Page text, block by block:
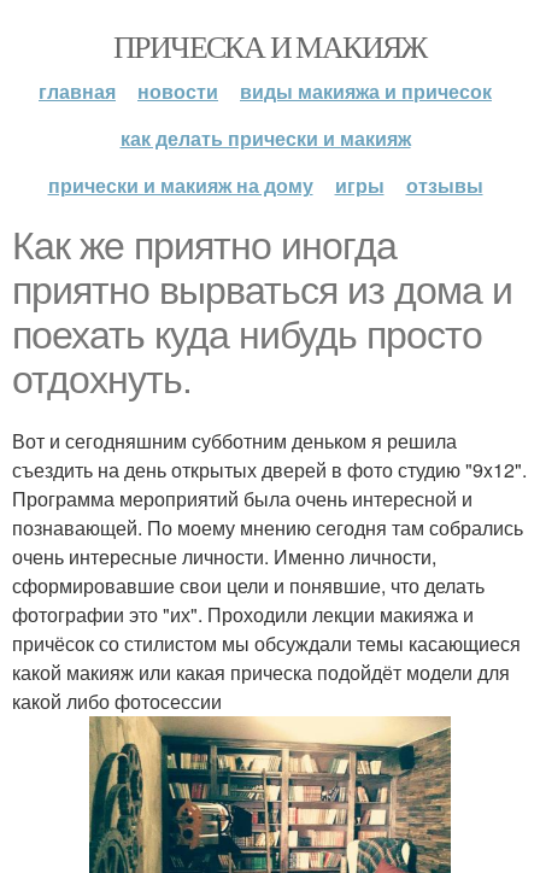
ПРИЧЕСКА И МАКИЯЖ
главная новости
виды макияжа и причесок
как делать прически и макияж
прически и макияж на дому
игры отзывы
Как же приятно иногда
приятно вырваться из дома и
поехать куда нибудь просто
отдохнуть.
Вот и сегодняшним субботним деньком я решила
съездить на день открытых дверей в фото студию "9x12".
Программа мероприятий была очень интересной и
познавающей. По моему мнению сегодня там собрались
очень интересные личности. Именно личности,
сформировавшие свои цели и понявшие, что делать
фотографии это "их". Проходили лекции макияжа и
причёсок со стилистом мы обсуждали темы касающиеся
какой макияж или какая прическа подойдёт модели для
какой либо фотосессии